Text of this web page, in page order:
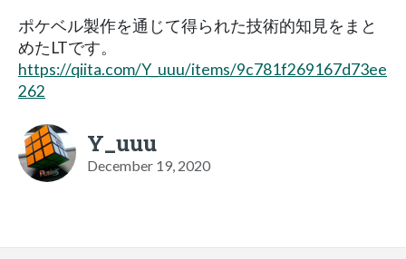
ポケベル製作を通じて得られた技術的知見をまと
めたLTです。
https://qiita.com/Y_uuu/items/9c781f269167d73ee
262
Y_uuu
December 19, 2020